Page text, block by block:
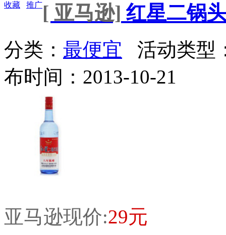
收藏 推广[ 亚马逊] 红星二锅
分类： 最便宜 活动类型
布时间：2013-10-21
亚马逊现价:29元